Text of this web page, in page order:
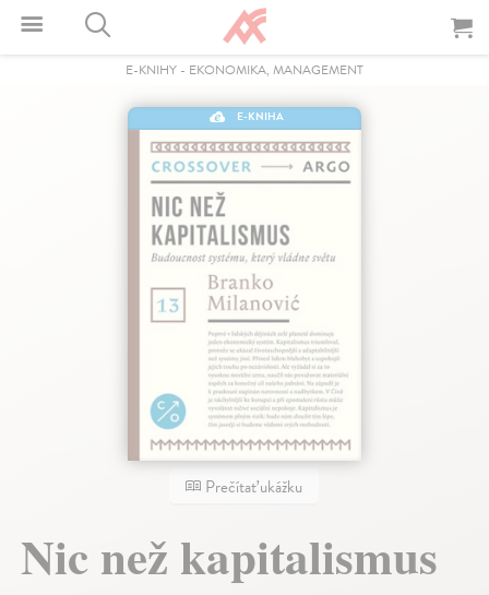
E-KNIHY - EKONOMIKA, MANAGEMENT
E-KNIHA
Prečítať ukážku
Nic než kapitalismus